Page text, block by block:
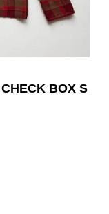
BOX S